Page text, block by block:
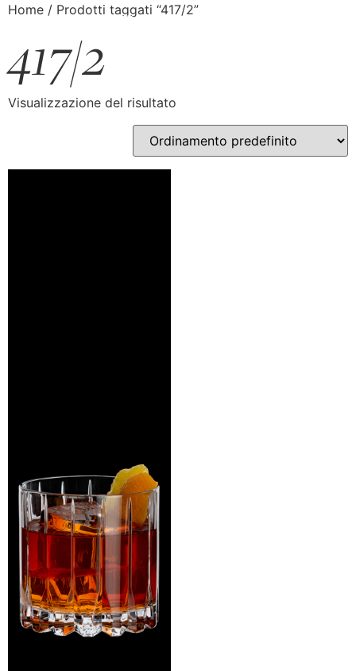
Home / Prodotti taggati “417/2”
417/2
Visualizzazione del risultato